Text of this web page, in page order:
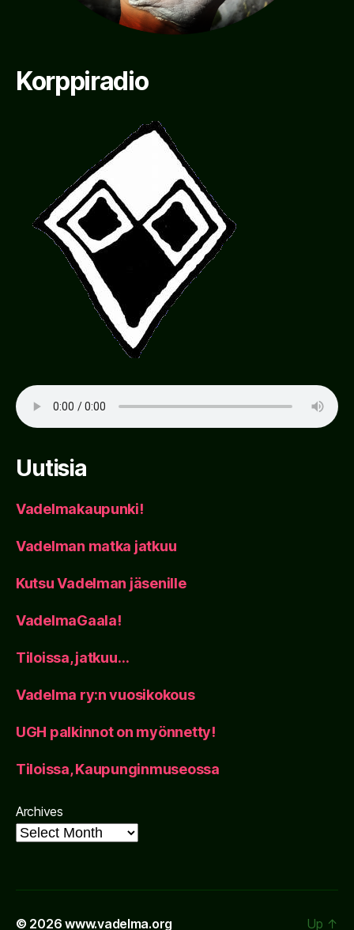
Korppiradio
Uutisia
Vadelmakaupunki!
Vadelman matka jatkuu
Kutsu Vadelman jäsenille
VadelmaGaala!
Tiloissa, jatkuu…
Vadelma ry:n vuosikokous
UGH palkinnot on myönnetty!
Tiloissa, Kaupunginmuseossa
Archives
© 2026www.vadelma.org Up ↑